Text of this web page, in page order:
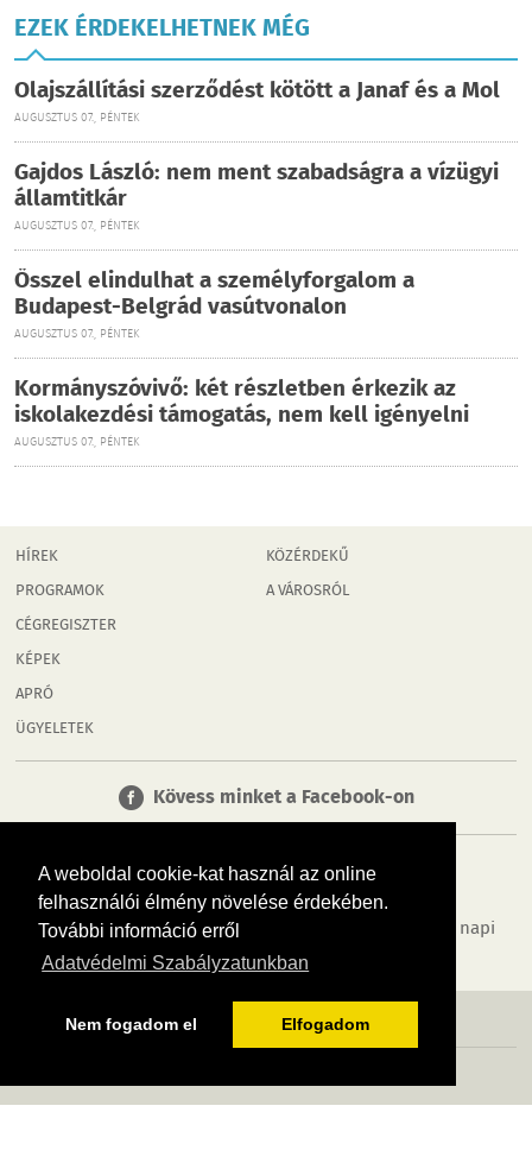
A weboldal cookie-kat használ az online
felhasználói élmény növelése érdekében.
További információ erről
Adatvédelmi Szabályzatunkban
Nem fogadom el Elfogadom
EZEK ÉRDEKELHETNEK MÉG
Olajszállítási szerződést kötött a Janaf és a Mol
AUGUSZTUS 07., PÉNTEK
Gajdos László: nem ment szabadságra a vízügyi
államtitkár
AUGUSZTUS 07., PÉNTEK
Ősszel elindulhat a személyforgalom a
Budapest-Belgrád vasútvonalon
AUGUSZTUS 07., PÉNTEK
Kormányszóvivő: két részletben érkezik az
iskolakezdési támogatás, nem kell igényelni
AUGUSZTUS 07., PÉNTEK
HÍREK
PROGRAMOK
CÉGREGISZTER
KÉPEK
APRÓ
ÜGYELETEK
KÖZÉRDEKŰ
A VÁROSRÓL
Kövess minket a Facebook-on
Tudj meg többet városodról! Hírek, programok, képek, napi
menü, cégek…. és minden, ami Győr
MÉDIAAJÁNLÓ ADATVÉDELEM IMPRESSZUM RÓLUNK